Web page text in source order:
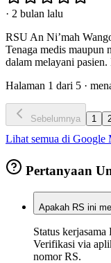
· 2 bulan lalu
RSU An Ni’mah
Tenaga medis maupun
dalam melayani
Halaman 1 dari 5 ·
Sebelumnya 1
Lihat semua di Google
Pertanyaan
Apakah RS ini
Status
Verifikasi via
nomor RS.